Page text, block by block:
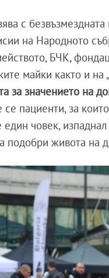
с
на Народното
БЧК,
майки както и
за значението на
пациенти, за
един човек,
подобри живота на